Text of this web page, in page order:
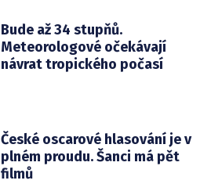
Bude až 34 stupňů.
Meteorologové očekávají
návrat tropického počasí
České oscarové hlasování je v
plném proudu. Šanci má pět
filmů